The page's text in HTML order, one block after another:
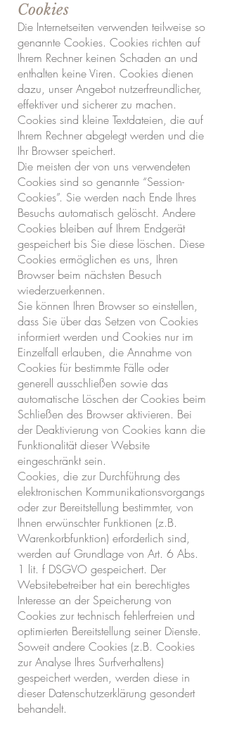
Cookies
Die Internetseiten verwenden teilweise so
genannte Cookies. Cookies richten auf
Ihrem Rechner keinen Schaden an und
enthalten keine Viren. Cookies dienen
dazu, unser Angebot nutzerfreundlicher,
effektiver und sicherer zu machen.
Cookies sind kleine Textdateien, die auf
Ihrem Rechner abgelegt werden und die
Ihr Browser speichert.
Die meisten der von uns verwendeten
Cookies sind so genannte “Session-
Cookies”. Sie werden nach Ende Ihres
Besuchs automatisch gelöscht. Andere
Cookies bleiben auf Ihrem Endgerät
gespeichert bis Sie diese löschen. Diese
Cookies ermöglichen es uns, Ihren
Browser beim nächsten Besuch
wiederzuerkennen.
Sie können Ihren Browser so einstellen,
dass Sie über das Setzen von Cookies
informiert werden und Cookies nur im
Einzelfall erlauben, die Annahme von
Cookies für bestimmte Fälle oder
generell ausschließen sowie das
automatische Löschen der Cookies beim
Schließen des Browser aktivieren. Bei
der Deaktivierung von Cookies kann die
Funktionalität dieser Website
eingeschränkt sein.
Cookies, die zur Durchführung des
elektronischen Kommunikationsvorgangs
oder zur Bereitstellung bestimmter, von
Ihnen erwünschter Funktionen (z.B.
Warenkorbfunktion) erforderlich sind,
werden auf Grundlage von Art. 6 Abs.
1 lit. f DSGVO gespeichert. Der
Websitebetreiber hat ein berechtigtes
Interesse an der Speicherung von
Cookies zur technisch fehlerfreien und
optimierten Bereitstellung seiner Dienste.
Soweit andere Cookies (z.B. Cookies
zur Analyse Ihres Surfverhaltens)
gespeichert werden, werden diese in
dieser Datenschutzerklärung gesondert
behandelt.